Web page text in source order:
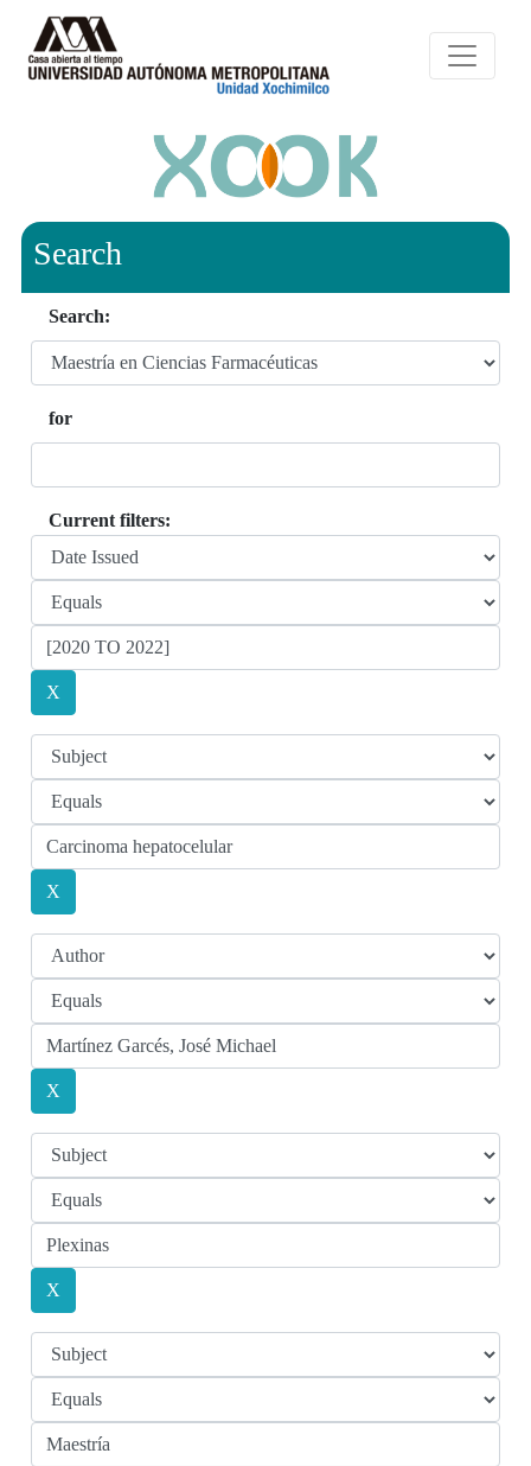
Search
Search:
for
Current filters: